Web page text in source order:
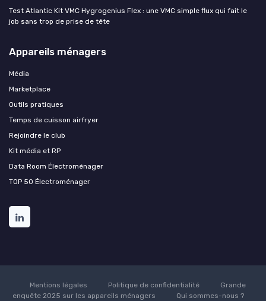
Test Atlantic Kit VMC Hygrogenius Flex : une VMC simple flux qui fait le
job sans trop de prise de tête
Appareils ménagers
Média
Marketplace
Outils pratiques
Temps de cuisson airfryer
Rejoindre le club
Kit média et RP
Data Room Électroménager
TOP 50 Électroménager
Mentions légales Politique de confidentialité
Grande
enquête 2025 sur les appareils ménagers
Qui sommes-nous ?